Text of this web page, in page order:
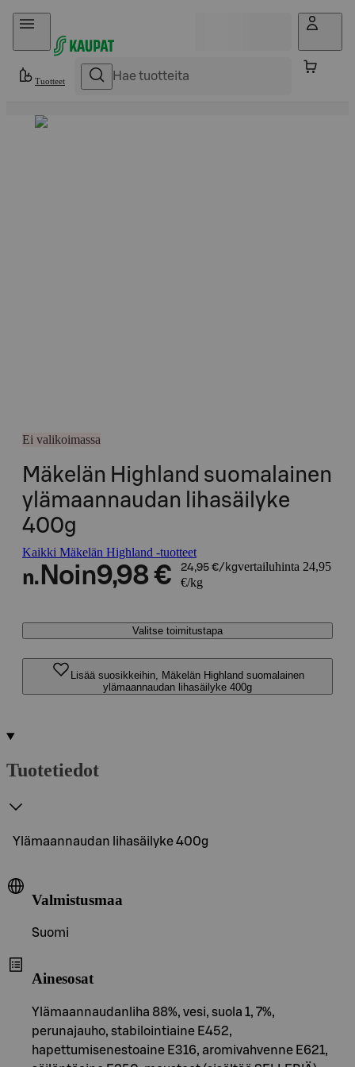
Hyppää sisältöön
Tuotteet
Ei valikoimassa
Mäkelän Highland suomalainen
ylämaannaudan lihasäilyke
400g
Kaikki Mäkelän Highland -tuotteet
n. Noin9,98 € 24,95 €/kgvertailuhinta 24,95
€/kg
Valitse toimitustapa
Lisää suosikkeihin, Mäkelän Highland suomalainen
ylämaannaudan lihasäilyke 400g
Tuotetiedot
Ylämaannaudan lihasäilyke 400g
Valmistusmaa
Suomi
Ainesosat
Ylämaannaudanliha 88%, vesi, suola 1, 7%,
perunajauho, stabilointiaine E452,
hapettumisenestoaine E316, aromivahvenne E621,